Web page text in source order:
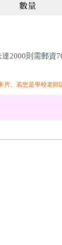
2000則需郵資
片。若您是學校老